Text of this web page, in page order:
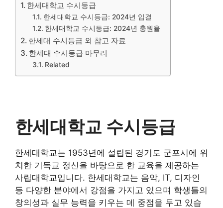
한세대학교 수시등급
한세대학교 수시등급: 2024년 입결
한세대학교 수시등급: 2024년 충원율
한세대 수시등급 외 참고 자료
한세대 수시등급 마무리
Related
한세대학교 수시등급
한세대학교는 1953년에 설립된 경기도 군포시에 위
치한 기독교 정신을 바탕으로 한 교육을 제공하는
사립대학교입니다. 한세대학교는 음악, IT, 디자인
등 다양한 분야에서 강점을 가지고 있으며 학생들의
창의성과 실무 능력을 키우는 데 중점을 두고 있습